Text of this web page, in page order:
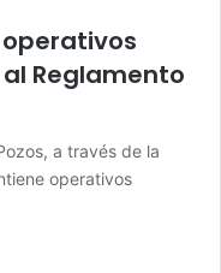
Reglamento
a través de la
operativos